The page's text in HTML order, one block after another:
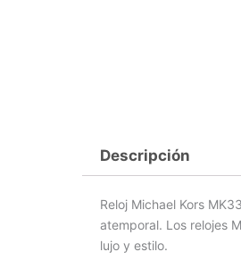
Descripción
Reloj Michael Kors
atemporal. Los relojes
lujo y estilo.